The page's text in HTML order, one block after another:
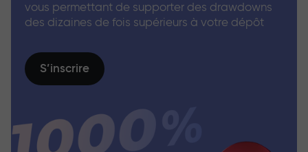
vous permettant de supporter des drawdowns
des dizaines de fois supérieurs à votre dépôt
S’inscrire